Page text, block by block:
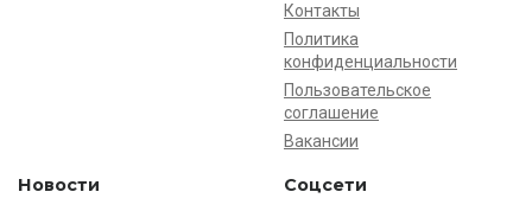
Контакты
Политика
конфиденциальности
Пользовательское
соглашение
Вакансии
Новости Соцсети